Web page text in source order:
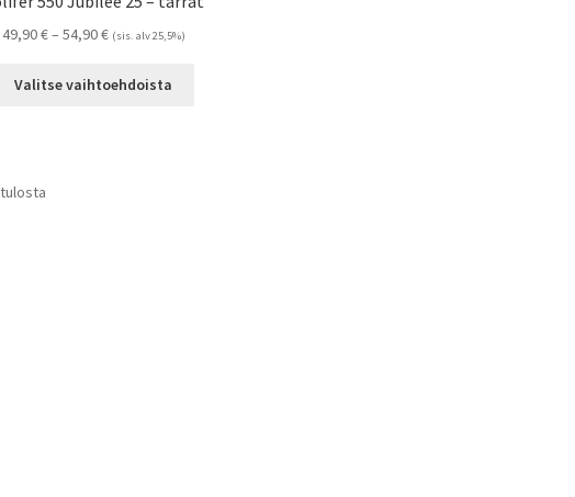
49,90€– 54,90€Hintaluokka:
-
(sis. alv 25,5%)
Valitse vaihtoehdoista